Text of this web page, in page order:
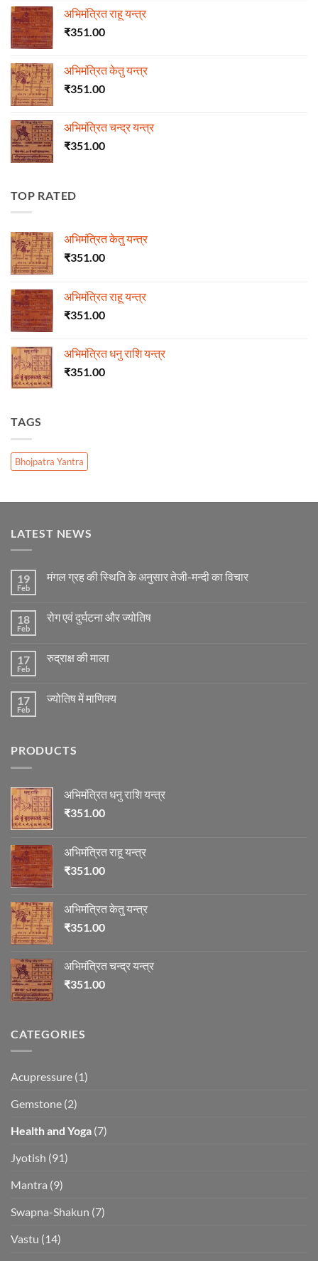
अभिमंत्रित राहू यन्त्र
₹351.00
अभिमंत्रित केतु यन्त्र
₹351.00
अभिमंत्रित चन्द्र यन्त्र
₹351.00
TOP RATED
अभिमंत्रित केतु यन्त्र
₹351.00
अभिमंत्रित राहू यन्त्र
₹351.00
अभिमंत्रित धनु राशि यन्त्र
₹351.00
TAGS
Bhojpatra Yantra
LATEST NEWS
19
Feb
मंगल ग्रह की स्थिति के अनुसार तेजी-मन्दी का विचार
मंगल
के
अनुसार
विचार
18
Feb
रोग एवं दुर्घटना और ज्योतिष
रोग
ज्योतिष
17
Feb
रुद्राक्ष की माला
रुद्राक्ष
17
Feb
ज्योतिष में माणिक्य
में
PRODUCTS
अभिमंत्रित धनु राशि यन्त्र
₹351.00
अभिमंत्रित राहू यन्त्र
₹351.00
अभिमंत्रित केतु यन्त्र
₹351.00
अभिमंत्रित चन्द्र यन्त्र
₹351.00
CATEGORIES
Acupressure (1)
Gemstone (2)
Health and Yoga (7)
Jyotish (91)
Mantra (9)
Swapna-Shakun (7)
Vastu (14)